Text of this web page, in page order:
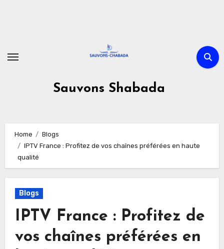
Sauvons Shabada
Home
Blogs
IPTV France : Profitez de vos chaînes préférées en haute
qualité
Blogs
IPTV France : Profitez de
vos chaînes préférées en